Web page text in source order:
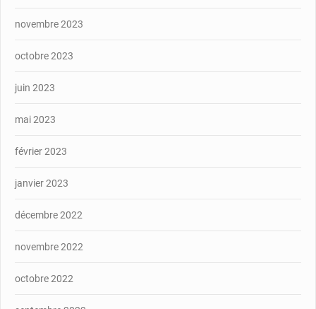
novembre 2023
octobre 2023
juin 2023
mai 2023
février 2023
janvier 2023
décembre 2022
novembre 2022
octobre 2022